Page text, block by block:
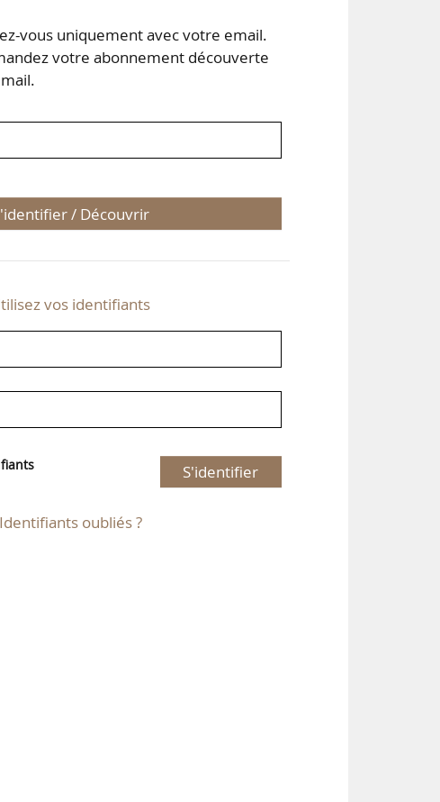
les
vous uniquement avec votre email.
votre abonnement découverte
/ Découvrir
vos identifiants
S'identifier
Identifiants oubliés ?